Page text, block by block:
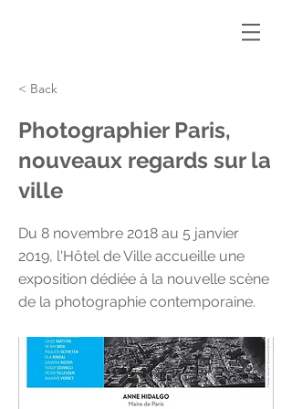
< Back
Photographier Paris,
nouveaux regards sur la
ville
Du 8 novembre 2018 au 5 janvier
2019, l'Hôtel de Ville accueille une
exposition dédiée à la nouvelle scène
de la photographie contemporaine.